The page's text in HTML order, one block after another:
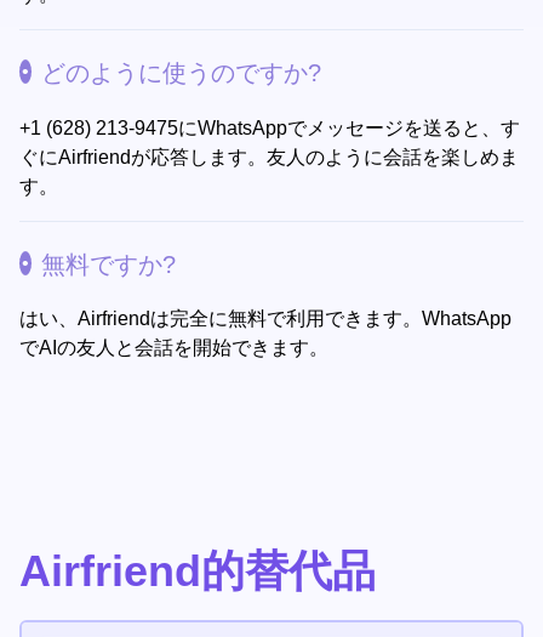
どのように使うのですか?
+1 (628) 213-9475にWhatsAppでメッセージを送ると、す
ぐにAirfriendが応答します。友人のように会話を楽しめま
す。
無料ですか?
はい、Airfriendは完全に無料で利用できます。WhatsApp
でAIの友人と会話を開始できます。
Airfriend的替代品